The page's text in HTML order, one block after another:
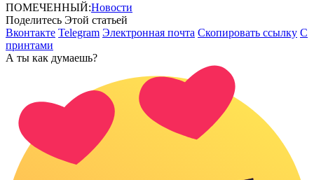
ПОМЕЧЕННЫЙ:Новости
Поделитесь Этой статьей
Вконтакте Telegram Электронная почта Скопировать ссылку С
принтами
А ты как думаешь?